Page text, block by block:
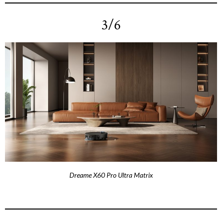
3/6
Dreame X60 Pro Ultra Matrix